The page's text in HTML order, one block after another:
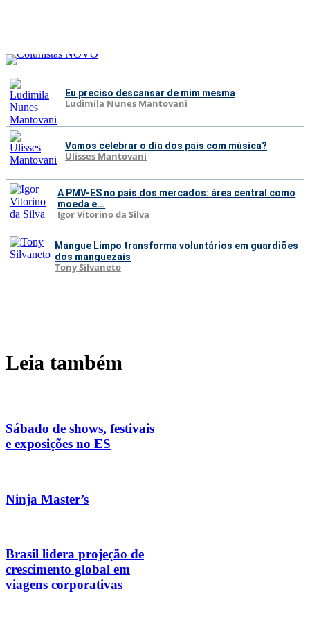
Eu preciso descansar de mim mesma
Ludimila Nunes Mantovani
Vamos celebrar o dia dos pais com música?
Ulisses Mantovani
A PMV-ES no país dos mercados: área central como
moeda e...
Igor Vitorino da Silva
Mangue Limpo transforma voluntários em guardiões
dos manguezais
Tony Silvaneto
Leia também
Sábado de shows, festivais
e exposições no ES
Ninja Master’s
Brasil lidera projeção de
crescimento global em
viagens corporativas